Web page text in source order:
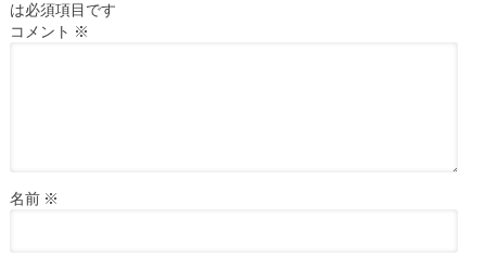
は必須項目です
コメント ※
名前 ※